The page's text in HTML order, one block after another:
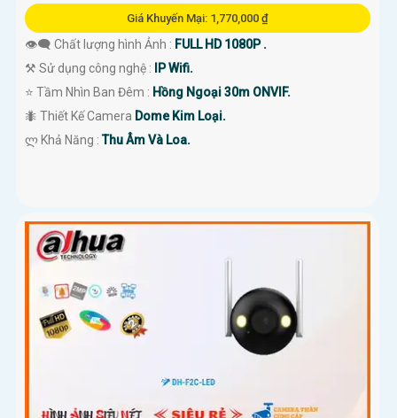
Giá Khuyến Mại: 1,770,000 ₫
👁️‍🗨 Chất lượng hình Ảnh : FULL HD 1080P .
⚒ Sử dụng công nghệ :
IP Wifi.
⭐ Tầm Nhìn Ban Đêm : Hồng Ngoại 30m ONVIF.
🐜 Thiết Kế Camera Dome Kim Loại.
️ლ Khả Năng :Thu Âm Và Loa.